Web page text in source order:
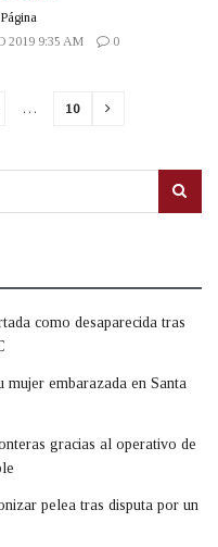
2019 9:35 AM
0
… 10
como desaparecida tras
embarazada en Santa
gracias al operativo de
pelea tras disputa por un